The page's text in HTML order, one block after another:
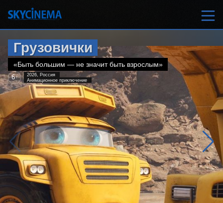
Грузовички
«Быть большим — не значит быть взрослым»
6+
2026, Россия
Анимационное приключение